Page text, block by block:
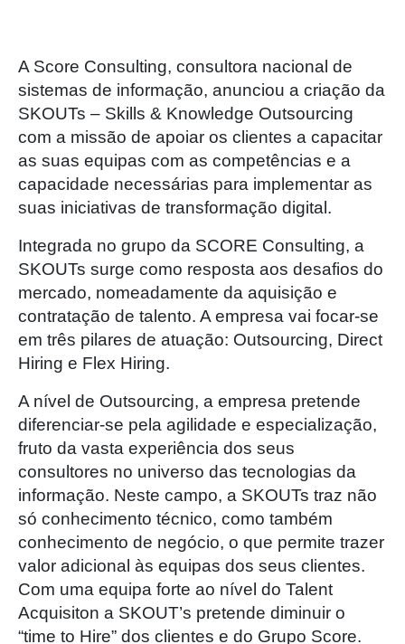
A Score Consulting, consultora nacional de
sistemas de informação, anunciou a criação da
SKOUTs – Skills & Knowledge Outsourcing
com a missão de apoiar os clientes a capacitar
as suas equipas com as competências e a
capacidade necessárias para implementar as
suas iniciativas de transformação digital.
Integrada no grupo da SCORE Consulting, a
SKOUTs surge como resposta aos desafios do
mercado, nomeadamente da aquisição e
contratação de talento. A empresa vai focar-se
em três pilares de atuação: Outsourcing, Direct
Hiring e Flex Hiring.
A nível de Outsourcing, a empresa pretende
diferenciar-se pela agilidade e especialização,
fruto da vasta experiência dos seus
consultores no universo das tecnologias da
informação. Neste campo, a SKOUTs traz não
só conhecimento técnico, como também
conhecimento de negócio, o que permite trazer
valor adicional às equipas dos seus clientes.
Com uma equipa forte ao nível do Talent
Acquisiton a SKOUT’s pretende diminuir o
“time to Hire” dos clientes e do Grupo Score.